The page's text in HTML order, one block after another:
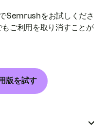
Semrushをお試しくださ
もご利用を取り消すことが
版を試す